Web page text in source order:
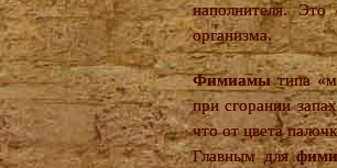
наполнителя. Это
организма.
Фимиамытипа
при сгорании
что от цвета
Главным для